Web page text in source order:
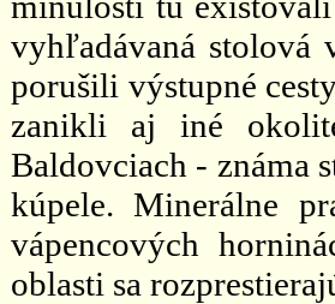
vyhľadávaná stolová
porušili výstupné
zanikli aj iné
Baldovciach - známa
kúpele. Minerálne
vápencových
oblasti sa